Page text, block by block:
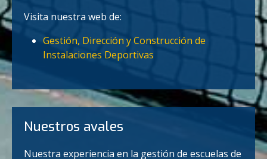
Visita nuestra web de:
Gestión, Dirección y Construcción de
Instalaciones Deportivas
Nuestros avales
Nuestra experiencia en la gestión de escuelas de